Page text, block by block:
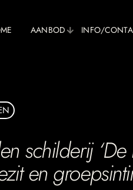
AANBOD INFO/
schilderij
en